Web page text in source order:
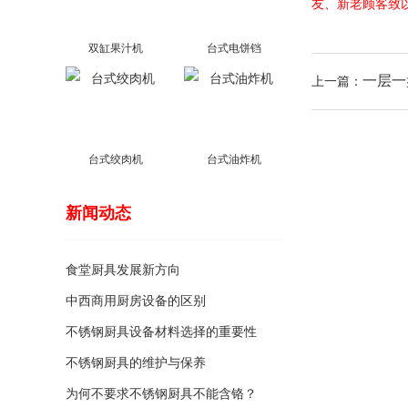
双缸果汁机 台式电饼铛
台式绞肉机 台式油炸机
新闻动态
食堂厨具发展新方向
中西商用厨房设备的区别
不锈钢厨具设备材料选择的重要性
不锈钢厨具的维护与保养
为何不要求不锈钢厨具不能含铬？
友、新老顾客致
上一篇： 一层